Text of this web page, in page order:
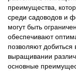
преимущества,
среди садоводов и
могут быть
обеспечивают
позволяют добиться
выращивании
основные